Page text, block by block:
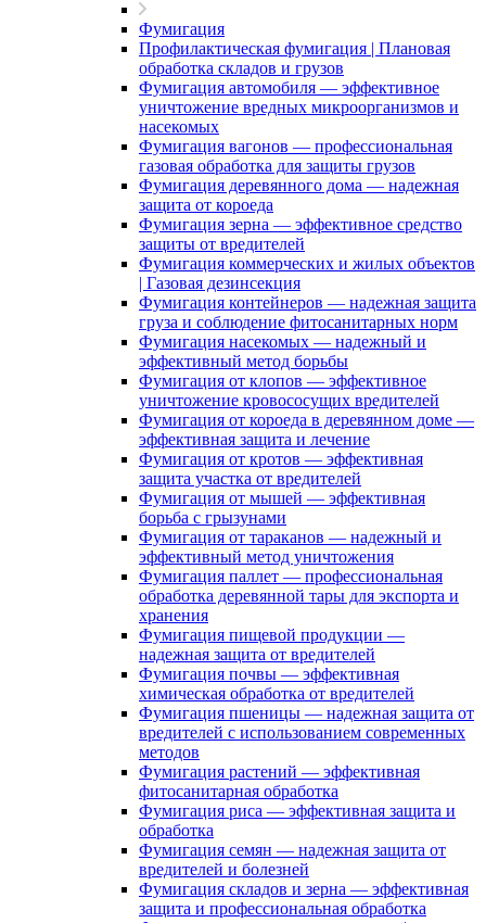
Фумигация
Профилактическая фумигация | Плановая
обработка складов и грузов
Фумигация автомобиля — эффективное
уничтожение вредных микроорганизмов и
насекомых
Фумигация вагонов — профессиональная
газовая обработка для защиты грузов
Фумигация деревянного дома — надежная
защита от короеда
Фумигация зерна — эффективное средство
защиты от вредителей
Фумигация коммерческих и жилых объектов
| Газовая дезинсекция
Фумигация контейнеров — надежная защита
груза и соблюдение фитосанитарных норм
Фумигация насекомых — надежный и
эффективный метод борьбы
Фумигация от клопов — эффективное
уничтожение кровососущих вредителей
Фумигация от короеда в деревянном доме —
эффективная защита и лечение
Фумигация от кротов — эффективная
защита участка от вредителей
Фумигация от мышей — эффективная
борьба с грызунами
Фумигация от тараканов — надежный и
эффективный метод уничтожения
Фумигация паллет — профессиональная
обработка деревянной тары для экспорта и
хранения
Фумигация пищевой продукции —
надежная защита от вредителей
Фумигация почвы — эффективная
химическая обработка от вредителей
Фумигация пшеницы — надежная защита от
вредителей с использованием современных
методов
Фумигация растений — эффективная
фитосанитарная обработка
Фумигация риса — эффективная защита и
обработка
Фумигация семян — надежная защита от
вредителей и болезней
Фумигация складов и зерна — эффективная
защита и профессиональная обработка